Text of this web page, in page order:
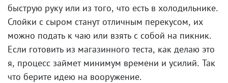
быструю руку или из того, что есть в холодильнике.
Слойки с сыром станут отличным перекусом, их
можно подать к чаю или взять с собой на пикник.
Если готовить из магазинного теста, как делаю это
я, процесс займет минимум времени и усилий. Так
что берите идею на вооружение.